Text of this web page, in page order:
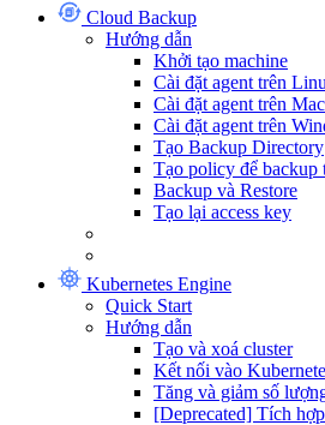
Cloud Backup
Hướng dẫn
Khởi tạo machine
Cài đặt agent trên
Cài đặt agent trên
Cài đặt agent trên
Tạo Backup Directory
Tạo policy để backup
Backup và Restore
Tạo lại access key
Kubernetes Engine
Quick Start
Hướng dẫn
Tạo và xoá cluster
Kết nối vào
Tăng và giảm số
[Deprecated] Tích